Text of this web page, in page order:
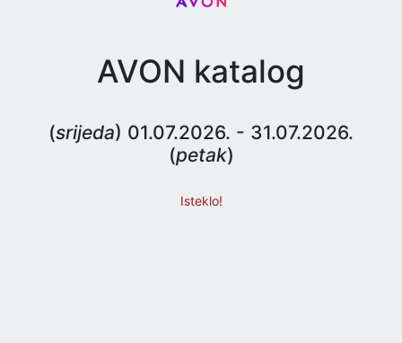
AVON katalog
(srijeda) 01.07.2026. - 31.07.2026.
(petak)
Isteklo!